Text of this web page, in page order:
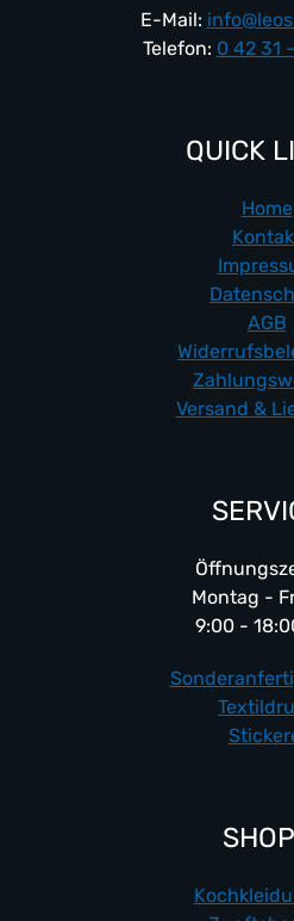
E-Mail:
Telefon: 0 42 31
QUICK
Home
AGB
Versand &
Montag -
9:00 -